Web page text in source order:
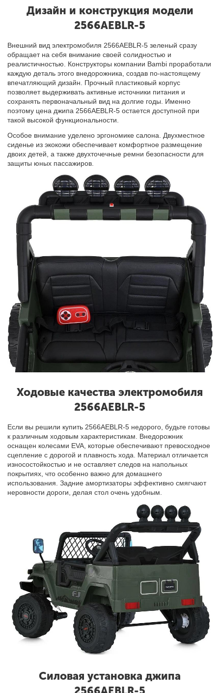
Дизайн и конструкция модели
2566AEBLR-5
Внешний вид электромобиля 2566AEBLR-5 зеленый сразу
обращает на себя внимание своей солидностью и
реалистичностью. Конструкторы компании Bambi проработали
каждую деталь этого внедорожника, создав по-настоящему
впечатляющий дизайн. Прочный пластиковый корпус
позволяет выдерживать активные источники питания и
сохранять первоначальный вид на долгие годы. Именно
поэтому цена джипа 2566AEBLR-5 остается доступной при
такой высокой функциональности.
Особое внимание уделено эргономике салона. Двухместное
сиденье из экокожи обеспечивает комфортное размещение
двоих детей, а также двухточечные ремни безопасности для
защиты юных пассажиров.
Ходовые качества электромобиля
2566AEBLR-5
Если вы решили купить 2566AEBLR-5 недорого, будьте готовы
к различным ходовым характеристикам. Внедорожник
оснащен колесами EVA, которые обеспечивают превосходное
сцепление с дорогой и плавность хода. Материал отличается
износостойкостью и не оставляет следов на напольных
покрытиях, что особенно важно для домашнего
использования. Задние амортизаторы эффективно смягчают
неровности дороги, делая стол очень удобным.
Силовая установка джипа